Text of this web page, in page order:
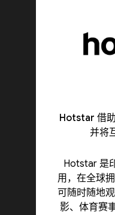
Hotstar 借
并将
Hotstar 是
用，在全球
可随时随地
影、体育赛